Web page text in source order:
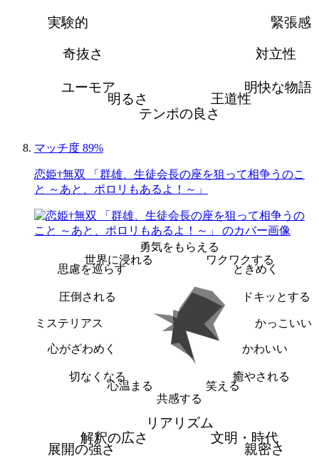
緊張感
対立性
明快な物語
王道性
テンポの良さ
明るさ
ユーモア
奇抜さ
実験的
マッチ度 89%
恋姫†無双 「群雄、生徒会長の座を狙って相争うのこ
と ～あと、ポロリもあるよ！～」
勇気をもらえる
ワクワクする
ときめく
ドキッとする
かっこいい
かわいい
癒やされる
笑える
共感する
心温まる
切なくなる
心がざわめく
ミステリアス
圧倒される
思慮を巡らす
世界に浸れる
リアリズム
文明・時代
親密さ
展開の強さ
解釈の広さ